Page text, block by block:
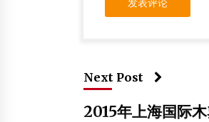
Next Post
2015年上海国际